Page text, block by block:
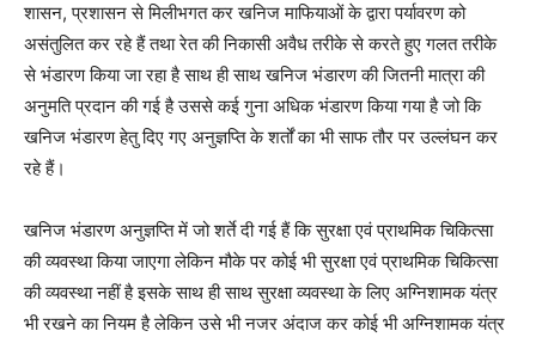
शासन, प्रशासन से मिलीभगत कर खनिज माफियाओं के द्वारा पर्यावरण को
असंतुलित कर रहे हैं तथा रेत की निकासी अवैध तरीके से करते हुए गलत तरीके
से भंडारण किया जा रहा है साथ ही साथ खनिज भंडारण की जितनी मात्रा की
अनुमति प्रदान की गई है उससे कई गुना अधिक भंडारण किया गया है जो कि
खनिज भंडारण हेतु दिए गए अनुज्ञप्ति के शर्तों का भी साफ तौर पर उल्लंघन कर
रहे हैं।
खनिज भंडारण अनुज्ञप्ति में जो शर्ते दी गई हैं कि सुरक्षा एवं प्राथमिक चिकित्सा
की व्यवस्था किया जाएगा लेकिन मौके पर कोई भी सुरक्षा एवं प्राथमिक चिकित्सा
की व्यवस्था नहीं है इसके साथ ही साथ सुरक्षा व्यवस्था के लिए अग्निशामक यंत्र
भी रखने का नियम है लेकिन उसे भी नजर अंदाज कर कोई भी अग्निशामक यंत्र